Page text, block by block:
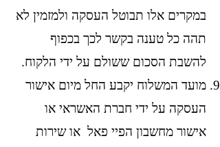
במקרים אלו תבוטל העסקה ולמזמין לא
תהה כל טענה בקשר לכך בכפוף
להשבת הסכום ששולם על ידי הלקוח.
מועד המשלוח יקבע החל מיום אישור
העסקה על ידי חברת האשראי או
אישור מחשבון הפיי פאל או שירות